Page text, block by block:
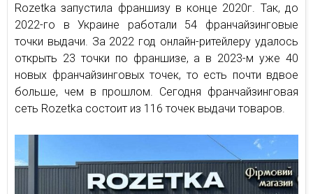
Rozetka запустила франшизу в конце 2020г. Так, до
2022-го в Украине работали 54 франчайзинговые
точки выдачи. За 2022 год онлайн-ритейлеру удалось
открыть 23 точки по франшизе, а в 2023-м уже 40
новых франчайзинговых точек, то есть почти вдвое
больше, чем в прошлом. Сегодня франчайзинговая
сеть Rozetka состоит из 116 точек выдачи товаров.